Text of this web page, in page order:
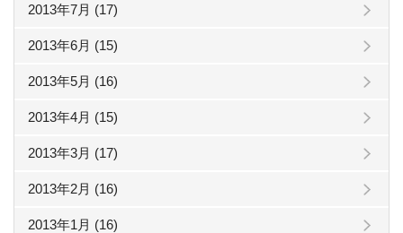
2013年7月 (17)
2013年6月 (15)
2013年5月 (16)
2013年4月 (15)
2013年3月 (17)
2013年2月 (16)
2013年1月 (16)